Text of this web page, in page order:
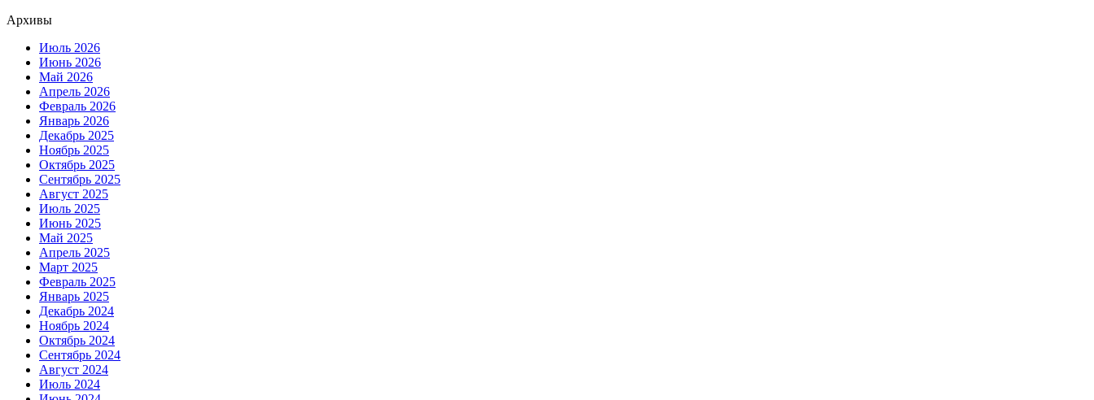
Архивы
Июль 2026
Июнь 2026
Май 2026
Апрель 2026
Февраль 2026
Январь 2026
Декабрь 2025
Ноябрь 2025
Октябрь 2025
Сентябрь 2025
Август 2025
Июль 2025
Июнь 2025
Май 2025
Апрель 2025
Март 2025
Февраль 2025
Январь 2025
Декабрь 2024
Ноябрь 2024
Октябрь 2024
Сентябрь 2024
Август 2024
Июль 2024